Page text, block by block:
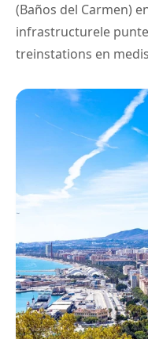
(Baños del Carmen)
infrastructurele
treinstations en